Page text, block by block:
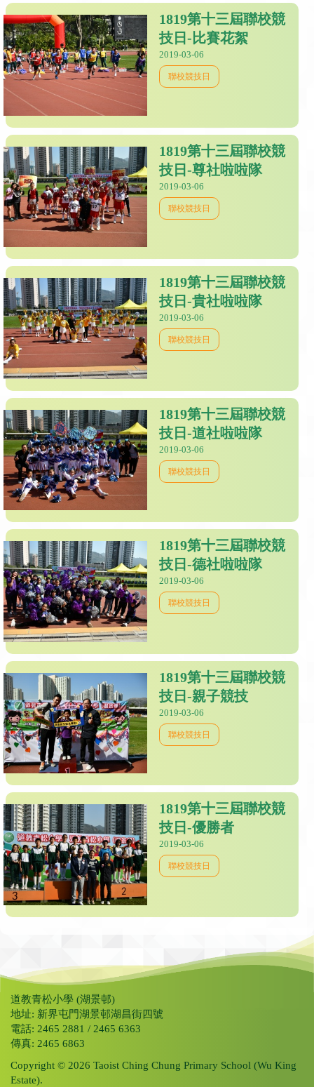
1819第十三屆聯校競
技日-比賽花絮
2019-03-06
聯校競技日
1819第十三屆聯校競
技日-尊社啦啦隊
2019-03-06
聯校競技日
1819第十三屆聯校競
技日-貴社啦啦隊
2019-03-06
聯校競技日
1819第十三屆聯校競
技日-道社啦啦隊
2019-03-06
聯校競技日
1819第十三屆聯校競
技日-德社啦啦隊
2019-03-06
聯校競技日
1819第十三屆聯校競
技日-親子競技
2019-03-06
聯校競技日
1819第十三屆聯校競
技日-優勝者
2019-03-06
聯校競技日
道教青松小學 (湖景邨)
地址: 新界屯門湖景邨湖昌街四號
電話: 2465 2881 / 2465 6363
傳真: 2465 6863
Copyright © 2026 Taoist Ching Chung Primary School (Wu King
Estate).